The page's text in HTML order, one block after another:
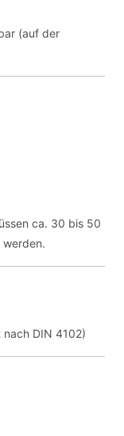
(auf der
ca. 30 bis 50
DIN 4102)